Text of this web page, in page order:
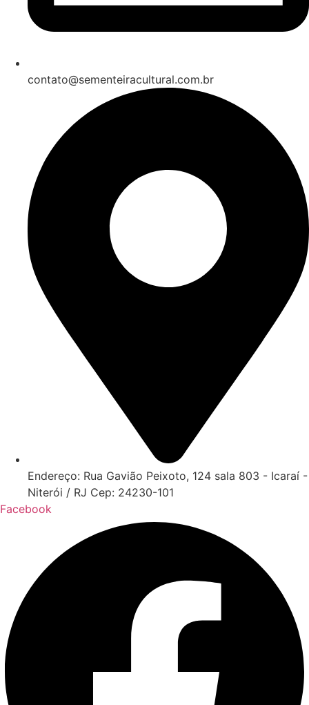
contato@sementeiracultural.com.br
Endereço: Rua Gavião Peixoto, 124 sala 803 - Icaraí -
Niterói / RJ Cep: 24230-101
Facebook